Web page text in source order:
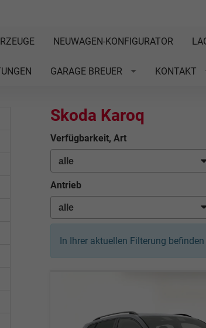
NEUWAGEN-KONFIGURATOR
GARAGE BREUER KONTAKT
Skoda Karoq
Verfügbarkeit, Art
Antrieb
In Ihrer aktuellen Filterung